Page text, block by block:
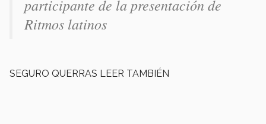
participante de la presentación de
Ritmos latinos
SEGURO QUERRAS LEER TAMBIÉN